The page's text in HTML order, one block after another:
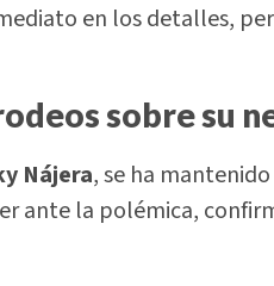
en los detalles,
sobre su
Nájera, se ha
ante la polémica,